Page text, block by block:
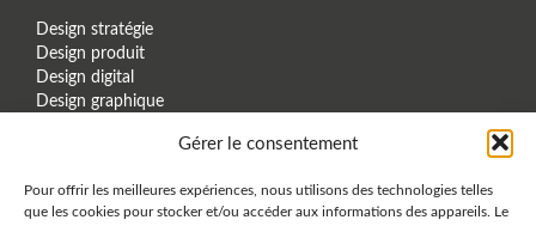
Gérer le consentement
Pour offrir les meilleures expériences, nous utilisons des technologies telles
que les cookies pour stocker et/ou accéder aux informations des appareils. Le
Design stratégie
Design produit
Design digital
Design graphique
+33 6.80.06.28.57
contact@haiku-design.com